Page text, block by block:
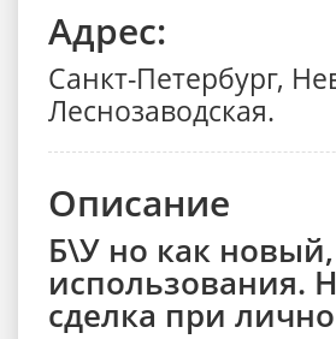
Адрес:
Санкт-Петербург,
Леснозаводская.
Описание
Б\У но как
использования.
сделка при